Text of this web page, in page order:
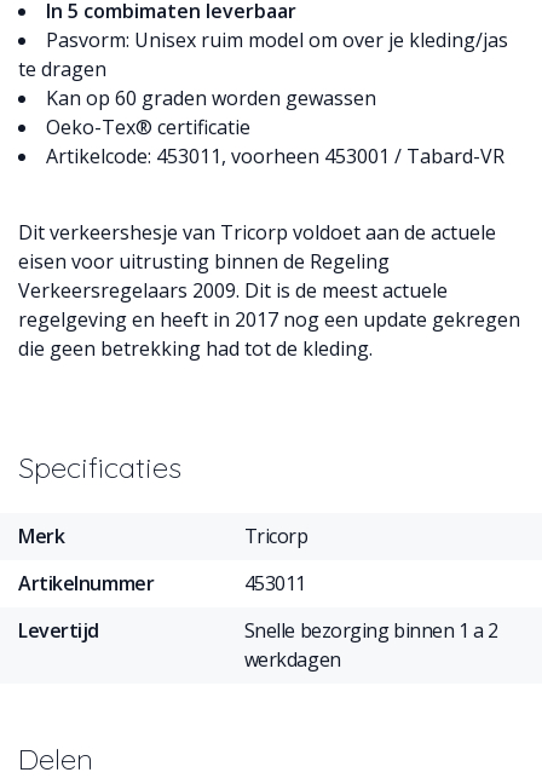
In 5 combimaten leverbaar
Pasvorm: Unisex ruim model om over je kleding/jas
te dragen
Kan op 60 graden worden gewassen
Oeko-Tex® certificatie
Artikelcode: 453011, voorheen 453001 / Tabard-VR
Dit verkeershesje van Tricorp voldoet aan de actuele
eisen voor uitrusting binnen de Regeling
Verkeersregelaars 2009. Dit is de meest actuele
regelgeving en heeft in 2017 nog een update gekregen
die geen betrekking had tot de kleding.
Specificaties
Merk
Tricorp
Artikelnummer
453011
Levertijd
Snelle bezorging binnen 1 a 2
werkdagen
Delen